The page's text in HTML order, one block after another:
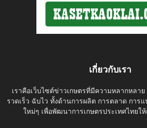
เกี่ยวกับเรา
เราคือเว็บไซต์ข่าวเกษตรที่มีความหลากหลา
รวดเร็ว ฉับไว ทั้งด้านการผลิต การตลาด การ
ใหม่ๆ เพื่อพัฒนาการเกษตรประเทศไทยใ